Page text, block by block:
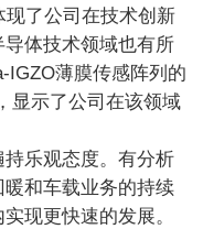
了公司在技术创新
体技术领域也有所
IGZO薄膜传感阵列的
显示了公司在该领域
乐观态度。有分析
和车载业务的持续
现更快速的发展。